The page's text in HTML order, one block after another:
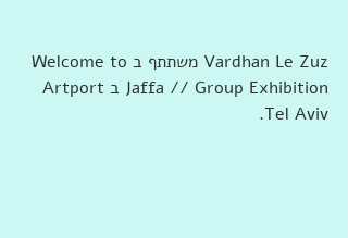
‏‎Vardhan Le Zuz‎‏ ‏‏משתתף ב‏‎Welcome to
Jaffa // Group Exhibition‎‏ ב‏‎Artport
Tel Aviv‎‏.